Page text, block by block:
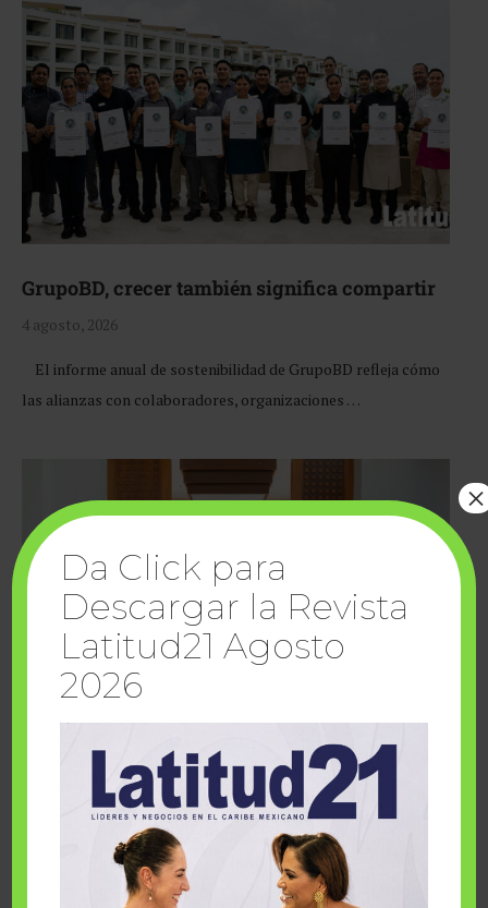
GrupoBD, crecer también significa compartir
4 agosto, 2026
El informe anual de sostenibilidad de GrupoBD refleja cómo
las alianzas con colaboradores, organizaciones …
Cuando la solidaridad inspira; cumplen
sueños Fairmont Mayakoba y Make-A-Wish
Da Click para
Descargar la Revista
Latitud21 Agosto
2026
×